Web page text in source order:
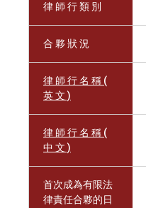
律 師 行 類 別
合 夥 狀 況
律 師 行 名 稱 (
英 文 )
律 師 行 名 稱 (
中 文 )
首次成為有限法
律責任合夥的日